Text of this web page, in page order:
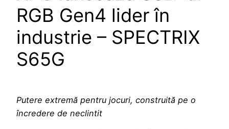
RGB Gen4 lider în
industrie – SPECTRIX
S65G
Putere extremă pentru jocuri, construită pe o
încredere de neclintit